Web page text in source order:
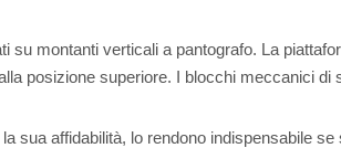
montanti verticali a pantografo. La
posizione superiore. I blocchi meccanici
sua affidabilità, lo rendono indispensabile